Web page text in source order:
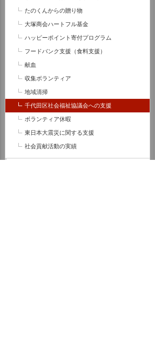
たのくんからの贈り物
大塚商会ハートフル基金
ハッピーポイント寄付プログラム
フードバンク支援（食料支援）
献血
収集ボランティア
地域清掃
千代田区社会福祉協議会への支援
ボランティア休暇
東日本大震災に関する支援
社会貢献活動の実績